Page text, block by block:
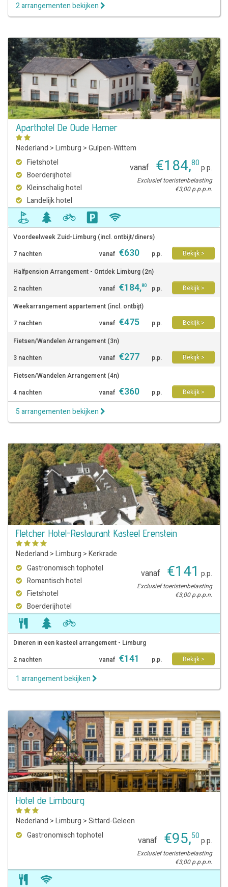
2 arrangementen bekijken
Aparthotel De Oude Hamer
Nederland >Limburg >Gulpen-Wittem
Fietshotel
Boerderijhotel
Kleinschalig hotel
Landelijk hotel
vanaf €184,80p.p.
Exclusief toeristenbelasting
€3,00 p.p.p.n.
Voordeelweek Zuid-Limburg (incl. ontbijt/diners)
7 nachten
vanaf €630 p.p.
Bekijk >
Halfpension Arrangement - Ontdek Limburg (2n)
2 nachten
vanaf €184,80 p.p.
Bekijk >
Weekarrangement appartement (incl. ontbijt)
7 nachten
vanaf €475 p.p.
Bekijk >
Fietsen/Wandelen Arrangement (3n)
3 nachten
vanaf €277 p.p.
Bekijk >
Fietsen/Wandelen Arrangement (4n)
4 nachten
vanaf €360 p.p. Bekijk >
5 arrangementen bekijken
Fletcher Hotel-Restaurant Kasteel Erenstein
Nederland >Limburg >Kerkrade
Gastronomisch tophotel
Romantisch hotel
Fietshotel
Boerderijhotel
vanaf €141 p.p.
Exclusief toeristenbelasting
€3,00 p.p.p.n.
Dineren in een kasteel arrangement - Limburg
2 nachten
vanaf €141 p.p. Bekijk >
1 arrangement bekijken
Hotel de Limbourg
Nederland >Limburg >Sittard-Geleen
Gastronomisch tophotel
vanaf €95,50p.p.
Exclusief toeristenbelasting
€3,00 p.p.p.n.